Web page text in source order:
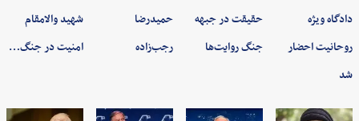
دادگاه ویژه
روحانیت احضار
شد
حقیقت در جبهه
جنگ روایت‌ها
حمیدرضا
رجب‌زاده
شهید والامقام
امنیت در جنگ…